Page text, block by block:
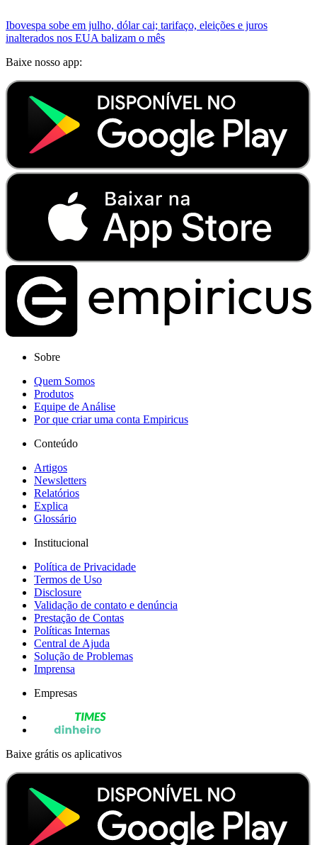
Ibovespa sobe em julho, dólar cai; tarifaço, eleições e juros
inalterados nos EUA balizam o mês
Baixe nosso app:
Sobre
Quem Somos
Produtos
Equipe de Análise
Por que criar uma conta Empiricus
Conteúdo
Artigos
Newsletters
Relatórios
Explica
Glossário
Institucional
Política de Privacidade
Termos de Uso
Disclosure
Validação de contato e denúncia
Prestação de Contas
Políticas Internas
Central de Ajuda
Solução de Problemas
Imprensa
Empresas
Baixe grátis os aplicativos